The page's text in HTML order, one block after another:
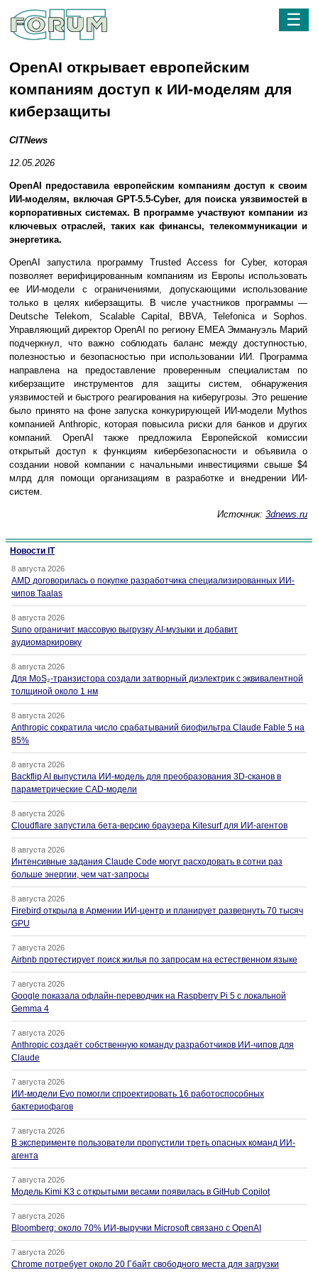
☰
OpenAI открывает европейским
компаниям доступ к ИИ-моделям для
киберзащиты
CITNews
12.05.2026
OpenAI предоставила европейским компаниям доступ к своим
ИИ-моделям, включая GPT-5.5-Cyber, для поиска уязвимостей в
корпоративных системах. В программе участвуют компании из
ключевых отраслей, таких как финансы, телекоммуникации и
энергетика.
OpenAI запустила программу Trusted Access for Cyber, которая
позволяет верифицированным компаниям из Европы использовать
ее ИИ-модели с ограничениями, допускающими использование
только в целях киберзащиты. В числе участников программы —
Deutsche Telekom, Scalable Capital, BBVA, Telefonica и Sophos.
Управляющий директор OpenAI по региону EMEA Эммануэль Марий
подчеркнул, что важно соблюдать баланс между доступностью,
полезностью и безопасностью при использовании ИИ. Программа
направлена на предоставление проверенным специалистам по
киберзащите инструментов для защиты систем, обнаружения
уязвимостей и быстрого реагирования на киберугрозы. Это решение
было принято на фоне запуска конкурирующей ИИ-модели Mythos
компанией Anthropic, которая повысила риски для банков и других
компаний. OpenAI также предложила Европейской комиссии
открытый доступ к функциям кибербезопасности и объявила о
создании новой компании с начальными инвестициями свыше $4
млрд для помощи организациям в разработке и внедрении ИИ-
систем.
Источник: 3dnews.ru
Новости IT
8 августа 2026
AMD договорилась о покупке разработчика специализированных ИИ-
чипов Taalas
8 августа 2026
Suno ограничит массовую выгрузку AI-музыки и добавит
аудиомаркировку
8 августа 2026
Для MoS₂-транзистора создали затворный диэлектрик с эквивалентной
толщиной около 1 нм
8 августа 2026
Anthropic сократила число срабатываний биофильтра Claude Fable 5 на
85%
8 августа 2026
Backflip AI выпустила ИИ-модель для преобразования 3D-сканов в
параметрические CAD-модели
8 августа 2026
Cloudflare запустила бета-версию браузера Kitesurf для ИИ-агентов
8 августа 2026
Интенсивные задания Claude Code могут расходовать в сотни раз
больше энергии, чем чат-запросы
8 августа 2026
Firebird открыла в Армении ИИ-центр и планирует развернуть 70 тысяч
GPU
7 августа 2026
Airbnb протестирует поиск жилья по запросам на естественном языке
7 августа 2026
Google показала офлайн-переводчик на Raspberry Pi 5 с локальной
Gemma 4
7 августа 2026
Anthropic создаёт собственную команду разработчиков ИИ-чипов для
Claude
7 августа 2026
ИИ-модели Evo помогли спроектировать 16 работоспособных
бактериофагов
7 августа 2026
В эксперименте пользователи пропустили треть опасных команд ИИ-
агента
7 августа 2026
Модель Kimi K3 с открытыми весами появилась в GitHub Copilot
7 августа 2026
Bloomberg: около 70% ИИ-выручки Microsoft связано с OpenAI
7 августа 2026
Chrome потребует около 20 Гбайт свободного места для загрузки